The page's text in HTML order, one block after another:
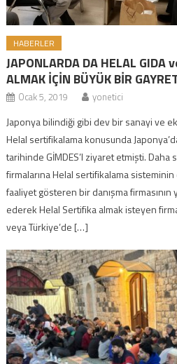
HABERLER
JAPONLARDA DA HELAL GIDA
ALMAK İÇİN BÜYÜK BİR
Ocak 5, 2019 yonetici
Japonya bilindiği gibi dev bir sanayi ve
Helal sertifikalama konusunda
tarihinde GİMDES’I ziyaret etmişti. Daha
firmalarına Helal sertifikalama
faaliyet gösteren bir danışma firmasının
ederek Helal Sertifika almak isteyen
veya Türkiye’de […]